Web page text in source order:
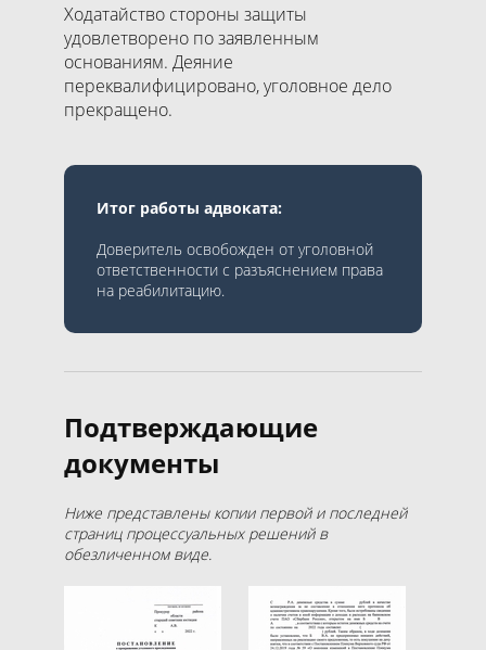
Ходатайство стороны защиты
удовлетворено по заявленным
основаниям. Деяние
переквалифицировано, уголовное дело
прекращено.
Итог работы адвоката:
Доверитель освобожден от уголовной
ответственности с разъяснением права
на реабилитацию.
Подтверждающие
документы
Ниже представлены копии первой и последней
страниц процессуальных решений в
обезличенном виде.